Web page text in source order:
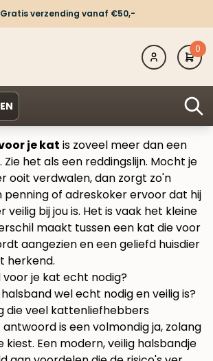
Gratis verzending vanaf €50,-
0
je kat is zoveel meer dan een
Zie het als een reddingslijn. Mocht je
ooit verdwalen, dan zorgt zo'n
penning of adreskoker ervoor dat hij
veilig bij jou is. Het is vaak het kleine
maakt tussen een kat die voor
aangezien en een geliefd huisdier
herkend.
voor je kat echt nodig?
wel echt nodig en veilig is?
die veel kattenliefhebbers
is een volmondig ja, zolang
kiest. Een modern, veilig halsbandje